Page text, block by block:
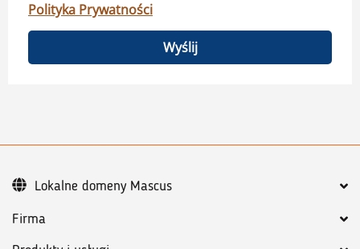
Polityka Prywatności
Wyślij
Firma
Lokalne domeny Mascus